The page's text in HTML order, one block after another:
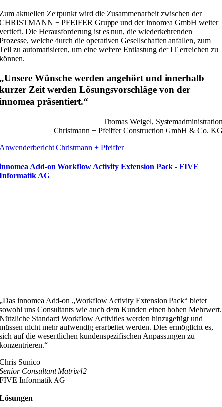
Zum aktuellen Zeitpunkt wird die Zusammenarbeit zwischen der
CHRISTMANN + PFEIFER Gruppe und der innomea GmbH weiter
vertieft. Die Herausforderung ist es nun, die wiederkehrenden
Prozesse, welche durch die operativen Gesellschaften anfallen, zum
Teil zu automatisieren, um eine weitere Entlastung der IT erreichen zu
können.
„Unsere Wünsche werden angehört und innerhalb
kurzer Zeit werden Lösungsvorschläge von der
innomea präsentiert.“
Thomas Weigel, Systemadministration
Christmann + Pfeiffer Construction GmbH & Co. KG
Anwenderbericht Christmann + Pfeiffer
innomea Add-on Workflow Activity Extension Pack - FIVE
Informatik AG
„Das innomea Add-on „Workflow Activity Extension Pack“ bietet
sowohl uns Consultants wie auch dem Kunden einen hohen Mehrwert.
Nützliche Standard Workflow Activities werden hinzugefügt und
müssen nicht mehr aufwendig erarbeitet werden. Dies ermöglicht es,
sich auf die wesentlichen kundenspezifischen Anpassungen zu
konzentrieren.“
Chris Sunico
Senior Consultant Matrix42
FIVE Informatik AG
Lösungen